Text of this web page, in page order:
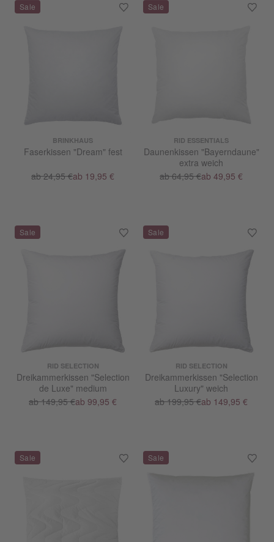
BRINKHAUS
Faserkissen "Dream" fest
ab 24,95 €ab 19,95 €
RID ESSENTIALS
Daunenkissen "Bayerndaune"
extra weich
ab 64,95 €ab 49,95 €
RID SELECTION
Dreikammerkissen "Selection
de Luxe" medium
ab 149,95 €ab 99,95 €
RID SELECTION
Dreikammerkissen "Selection
Luxury" weich
ab 199,95 €ab 149,95 €